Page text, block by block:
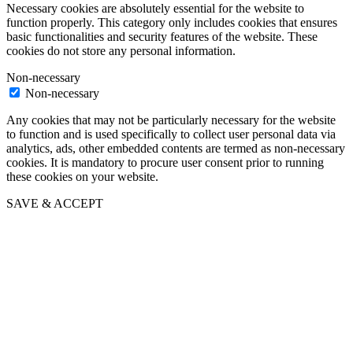
Necessary cookies are absolutely essential for the website to
function properly. This category only includes cookies that ensures
basic functionalities and security features of the website. These
cookies do not store any personal information.
Non-necessary
Non-necessary
Any cookies that may not be particularly necessary for the website
to function and is used specifically to collect user personal data via
analytics, ads, other embedded contents are termed as non-necessary
cookies. It is mandatory to procure user consent prior to running
these cookies on your website.
SAVE & ACCEPT